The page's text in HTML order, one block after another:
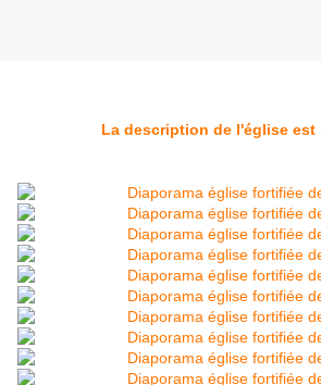
La description de l'église est